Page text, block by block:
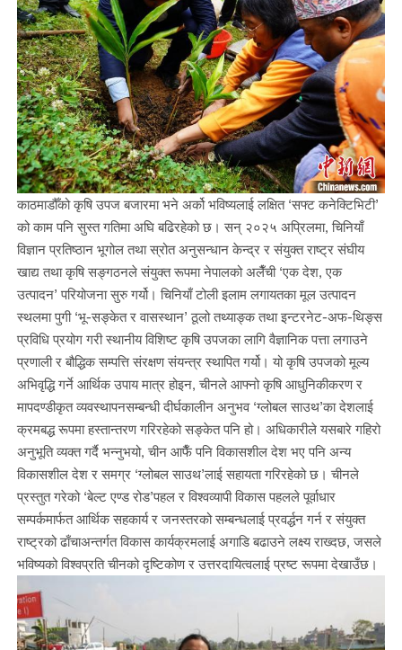
काठमाडौँको कृषि उपज बजारमा भने अर्को भविष्यलाई लक्षित ‘सफ्ट कनेक्टिभिटी’
को काम पनि सुस्त गतिमा अघि बढिरहेको छ। सन् २०२५ अप्रिलमा, चिनियाँ
विज्ञान प्रतिष्ठान भूगोल तथा स्रोत अनुसन्धान केन्द्र र संयुक्त राष्ट्र संघीय
खाद्य तथा कृषि सङ्गठनले संयुक्त रूपमा नेपालको अलैँची ‘एक देश, एक
उत्पादन’ परियोजना सुरु गर्यो। चिनियाँ टोली इलाम लगायतका मूल उत्पादन
स्थलमा पुगी ‘भू-सङ्केत र वासस्थान’ ठूलो तथ्याङ्क तथा इन्टरनेट-अफ-थिङ्स
प्रविधि प्रयोग गरी स्थानीय विशिष्ट कृषि उपजका लागि वैज्ञानिक पत्ता लगाउने
प्रणाली र बौद्धिक सम्पत्ति संरक्षण संयन्त्र स्थापित गर्यो। यो कृषि उपजको मूल्य
अभिवृद्धि गर्ने आर्थिक उपाय मात्र होइन, चीनले आफ्नो कृषि आधुनिकीकरण र
मापदण्डीकृत व्यवस्थापनसम्बन्धी दीर्घकालीन अनुभव ‘ग्लोबल साउथ’का देशलाई
क्रमबद्ध रूपमा हस्तान्तरण गरिरहेको सङ्केत पनि हो। अधिकारीले यसबारे गहिरो
अनुभूति व्यक्त गर्दै भन्नुभयो, चीन आफैँ पनि विकासशील देश भए पनि अन्य
विकासशील देश र समग्र ‘ग्लोबल साउथ’लाई सहायता गरिरहेको छ। चीनले
प्रस्तुत गरेको ‘बेल्ट एण्ड रोड’पहल र विश्वव्यापी विकास पहलले पूर्वाधार
सम्पर्कमार्फत आर्थिक सहकार्य र जनस्तरको सम्बन्धलाई प्रवर्द्धन गर्न र संयुक्त
राष्ट्रको ढाँचाअन्तर्गत विकास कार्यक्रमलाई अगाडि बढाउने लक्ष्य राख्दछ, जसले
भविष्यको विश्वप्रति चीनको दृष्टिकोण र उत्तरदायित्वलाई प्रष्ट रूपमा देखाउँछ।